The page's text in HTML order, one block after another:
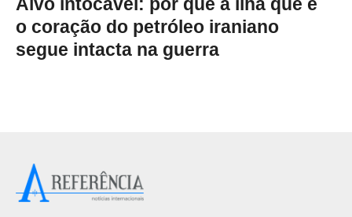
Alvo intocável: por que a ilha que é
o coração do petróleo iraniano
segue intacta na guerra